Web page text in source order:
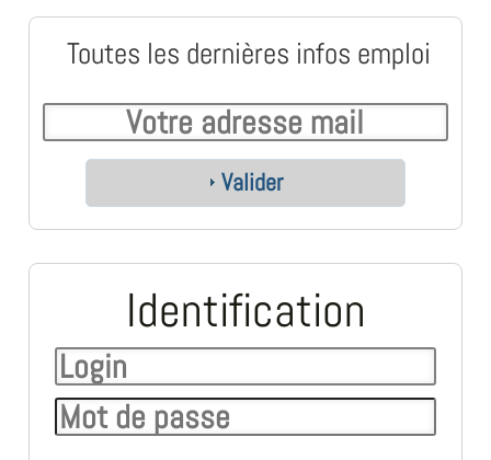
Toutes les dernières infos emploi
Valider
Identification